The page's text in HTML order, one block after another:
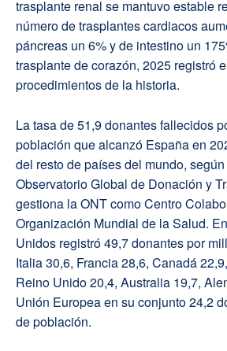
trasplante renal se mantuvo estable
número de trasplantes cardiacos
páncreas un 6% y de intestino un
trasplante de corazón, 2025 registró
procedimientos de la historia.
La tasa de 51,9 donantes fallecidos
población que alcanzó España en
del resto de países del mundo,
Observatorio Global de Donación y
gestiona la ONT como Centro
Organización Mundial de la Salud.
Unidos registró 49,7 donantes por
Italia 30,6, Francia 28,6, Canadá
Reino Unido 20,4, Australia 19,7,
Unión Europea en su conjunto 24,2
de población.